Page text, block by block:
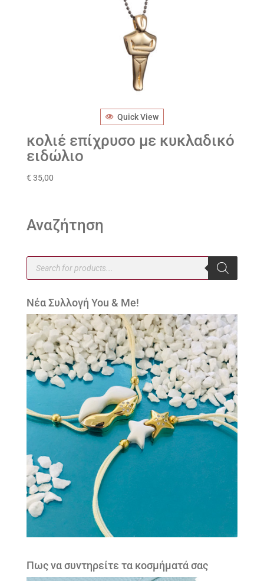
Quick View
κολιέ επίχρυσο με κυκλαδικό
ειδώλιο
€ 35,00
Αναζήτηση
Products
search
Νέα Συλλογή You & Me!
Πως να συντηρείτε τα κοσμήματά σας